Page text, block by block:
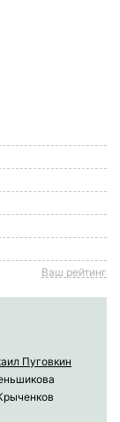
Ваш рейтинг
Пуговкин